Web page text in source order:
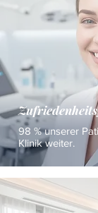
98 % unserer
Klinik weiter.